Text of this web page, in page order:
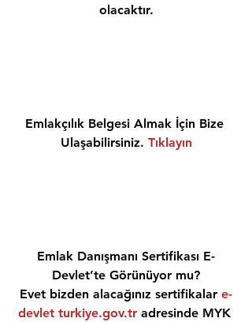
olacaktır.
Emlakçılık Belgesi Almak İçin Bize
Ulaşabilirsiniz. Tıklayın
Emlak Danışmanı Sertifikası E-
Devlet’te Görünüyor mu?
Evet bizden alacağınız sertifikalar e-
devlet turkiye.gov.tr adresinde MYK